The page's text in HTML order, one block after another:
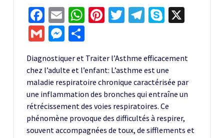
Facebook
EmailWhatsApp
Pinterest
Twitter
Telegram
Skype
GmailMessenger
Diagnostiquer et Traiter l’Asthme efficacement
chez l’adulte et l’enfant: L’asthme est une
maladie respiratoire chronique caractérisée par
une inflammation des bronches qui entraîne un
rétrécissement des voies respiratoires. Ce
phénomène provoque des difficultés à respirer,
souvent accompagnées de toux, de sifflements et